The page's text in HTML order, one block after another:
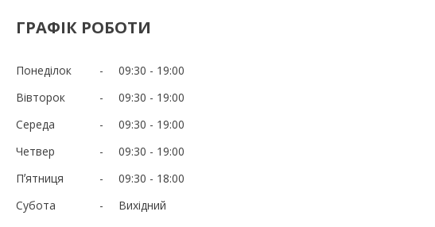
ГРАФІК РОБОТИ
Понеділок 09:30
19:00
Вівторок
09:30
19:00
Середа
09:30
19:00
Четвер
09:30
19:00
Пʼятниця
09:30
18:00
Субота
Вихідний